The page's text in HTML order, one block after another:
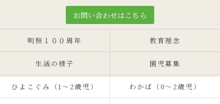
お問い合わせはこちら
明照１００周年 教育理念
生活の様子 園児募集
ひよこぐみ（1〜2歳児） わかば（0～2歳児）